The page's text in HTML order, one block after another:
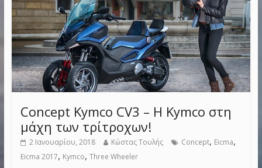
Concept Kymco CV3 – Η Kymco στη
μάχη των τρίτροχων!
2 Ιανουαρίου, 2018 Κώστας Τουλής Concept, Eicma,
Eicma 2017, Kymco, Three Wheeler